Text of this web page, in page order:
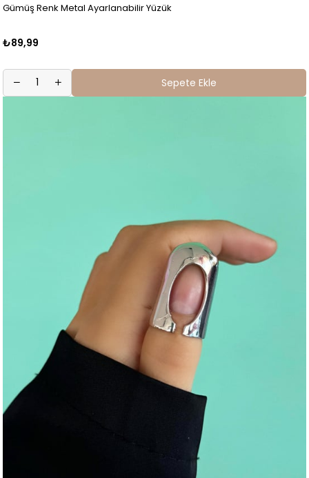
Gümüş Renk Metal Ayarlanabilir Yüzük
₺89,99
Sepete Ekle